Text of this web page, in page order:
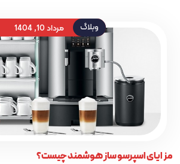
وبلاگ مرداد 10, 1404
مزایای اسپرسو ساز هوشمند چیست؟